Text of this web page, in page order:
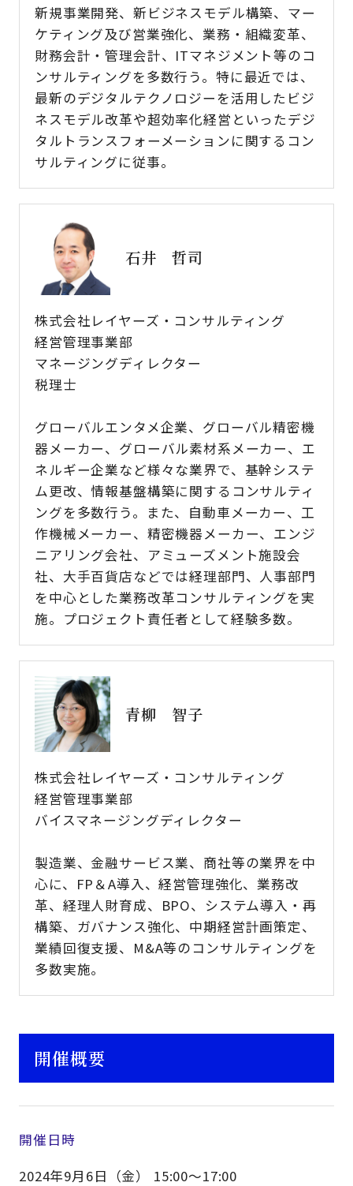
新規事業開発、新ビジネスモデル構築、マー
ケティング及び営業強化、業務・組織変革、
財務会計・管理会計、ITマネジメント等のコ
ンサルティングを多数行う。特に最近では、
最新のデジタルテクノロジーを活用したビジ
ネスモデル改革や超効率化経営といったデジ
タルトランスフォーメーションに関するコン
サルティングに従事。
石井 哲司
株式会社レイヤーズ・コンサルティング
経営管理事業部
マネージングディレクター
税理士
グローバルエンタメ企業、グローバル精密機
器メーカー、グローバル素材系メーカー、エ
ネルギー企業など様々な業界で、基幹システ
ム更改、情報基盤構築に関するコンサルティ
ングを多数行う。また、自動車メーカー、工
作機械メーカー、精密機器メーカー、エンジ
ニアリング会社、アミューズメント施設会
社、大手百貨店などでは経理部門、人事部門
を中心とした業務改革コンサルティングを実
施。プロジェクト責任者として経験多数。
青柳 智子
株式会社レイヤーズ・コンサルティング
経営管理事業部
バイスマネージングディレクター
製造業、金融サービス業、商社等の業界を中
心に、FP＆A導入、経営管理強化、業務改
革、経理人財育成、BPO、システム導入・再
構築、ガバナンス強化、中期経営計画策定、
業績回復支援、M&A等のコンサルティングを
多数実施。
開催概要
開催日時
2024年9月6日（金） 15:00～17:00